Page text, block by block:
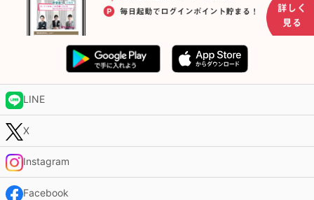
LINE
X
Instagram
Facebook